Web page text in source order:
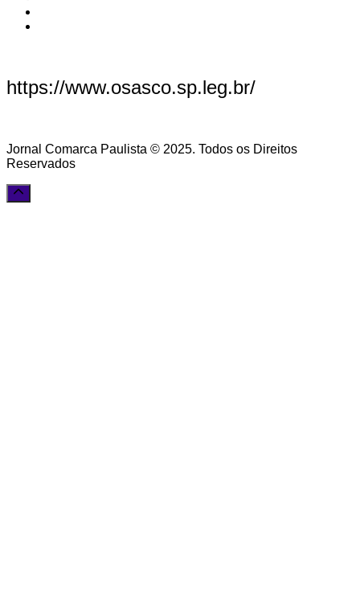
https://www.osasco.sp.leg.br/
Jornal Comarca Paulista © 2025. Todos os Direitos
Reservados